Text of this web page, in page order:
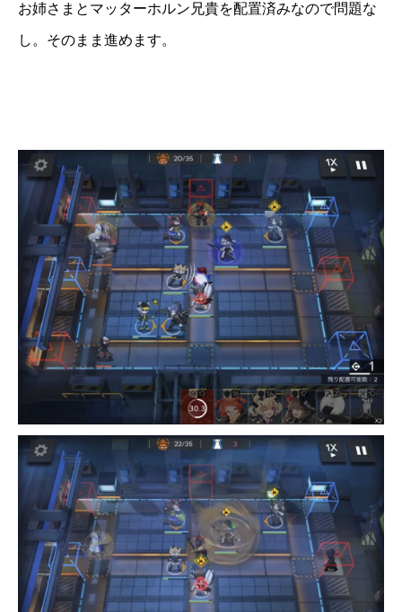
お姉さまとマッターホルン兄貴を配置済みなので問題な
し。そのまま進めます。